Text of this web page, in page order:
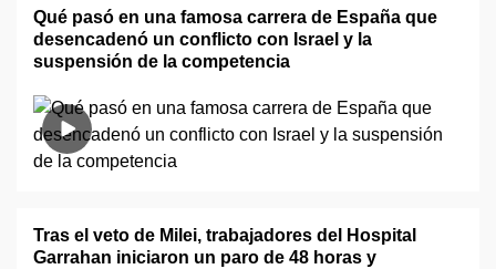
Qué pasó en una famosa carrera de España que
desencadenó un conflicto con Israel y la
suspensión de la competencia
Tras el veto de Milei, trabajadores del Hospital
Garrahan iniciaron un paro de 48 horas y